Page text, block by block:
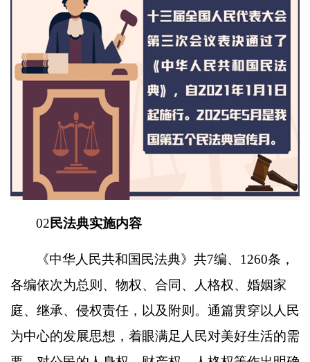
02民法典实施内容
《中华人民共和国民法典》共7编、1260条，
各编依次为总则、物权、合同、人格权、婚姻家
庭、继承、侵权责任，以及附则。通篇贯穿以人民
为中心的发展思想，着眼满足人民对美好生活的需